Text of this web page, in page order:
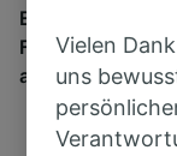
Egal, wohin die
Finden Sie hier
als 170 Bahn-
Vielen
uns